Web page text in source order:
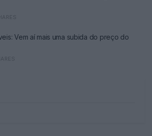
Vem aí mais uma subida do preço do